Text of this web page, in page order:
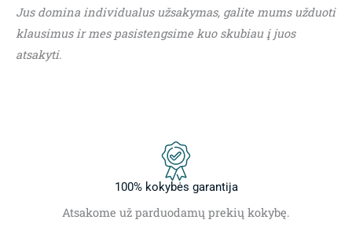
Jus domina individualus užsakymas, galite mums užduoti
klausimus ir mes pasistengsime kuo skubiau į juos
atsakyti.
100% kokybės garantija
Atsakome už parduodamų prekių kokybę.